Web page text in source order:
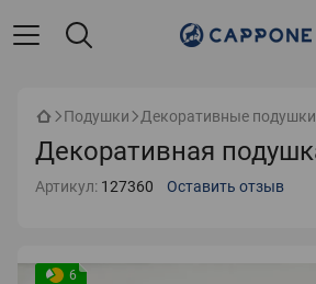
Подушки Декоративные подушки
Декоративная
Артикул: 127360 Оставить отзыв
6